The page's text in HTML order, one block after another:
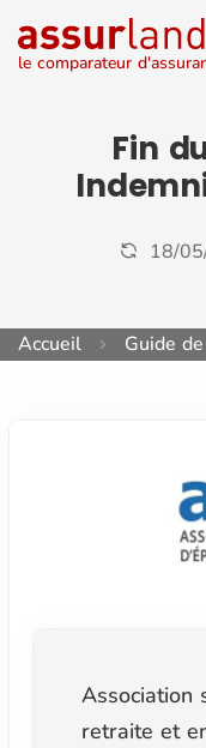
le comparateur
Fin
18/
Accueil Guide
Association
retraite et